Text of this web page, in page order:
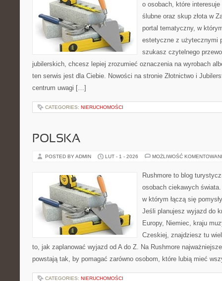
o osobach, które
ślubne oraz skup złota w
portal tematyczny, w
estetyczne z użytecznymi
szukasz czytelnego
jubilerskich, chcesz lepiej zrozumieć oznaczenia na wyrobach
ten serwis jest dla Ciebie. Nowości na stronie Złotnictwo i
centrum uwagi […]
CATEGORIES: NIERUCHOMOŚCI
POLSKA
POSTED BY ADMIN LUT - 1 - 2026 MOŻLIWOŚĆ
Rushmore to blog
osobach ciekawych
w którym łączą się
Jeśli planujesz wyjazd do
Europy, Niemiec, kraju
Czeskiej, znajdziesz tu
to, jak zaplanować wyjazd od A do Z. Na Rushmore
powstają tak, by pomagać zarówno osobom, które lubią mieć
CATEGORIES: NIERUCHOMOŚCI